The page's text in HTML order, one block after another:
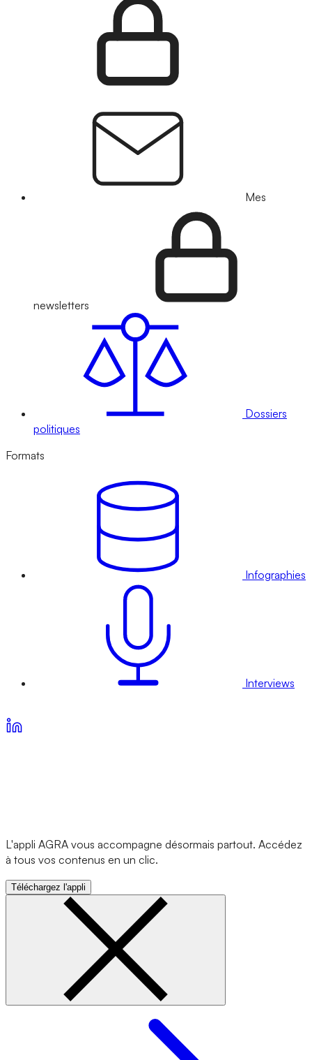
Mes
newsletters
Dossiers
politiques
Formats
Infographies
Interviews
L'appli AGRA vous accompagne désormais partout. Accédez
à tous vos contenus en un clic.
Téléchargez l'appli